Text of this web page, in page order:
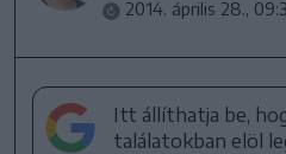
2014. április 28.,
Itt állíthatja be,
találatokban elöl